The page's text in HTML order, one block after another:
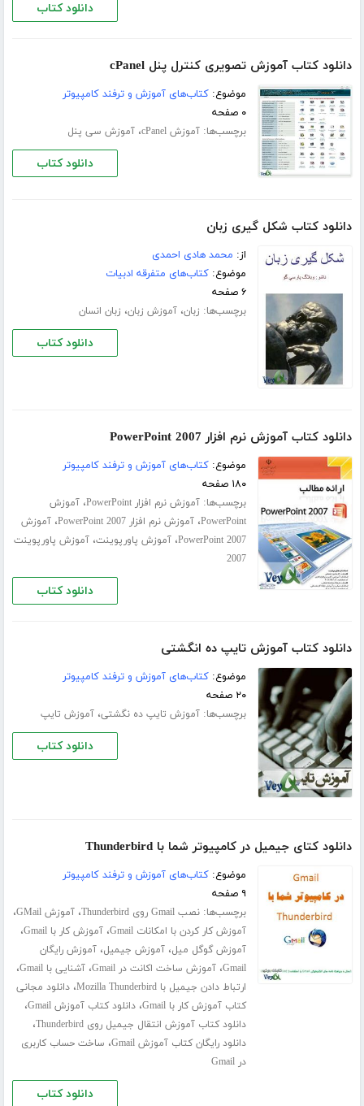
دانلود کتاب
دانلود کتاب آموزش تصویری کنترل پنل cPanel
موضوع:کتاب‌های آموزش و ترفند کامپیوتر
۰ صفحه
برچسب‌ها:آموزش cPanel ،آموزش سی پنل
دانلود کتاب
دانلود کتاب شکل گیری زبان
از: محمد هادی احمدی
موضوع:کتاب‌های متفرقه ادبیات
۶ صفحه
برچسب‌ها: زبان،آموزش زبان، زبان انسان
دانلود کتاب
دانلود کتاب آموزش نرم افزار PowerPoint 2007
موضوع:کتاب‌های آموزش و ترفند کامپیوتر
۱۸۰ صفحه
برچسب‌ها:آموزش نرم افزار PowerPoint ،آموزش
PowerPoint،آموزش نرم افزار PowerPoint 2007 ،آموزش
PowerPoint 2007،آموزش پاورپوینت،آموزش پاورپوینت
2007
دانلود کتاب
دانلود کتاب آموزش تایپ ده انگشتی
موضوع:کتاب‌های آموزش و ترفند کامپیوتر
۲۰ صفحه
برچسب‌ها:آموزش تایپ ده‌ نگشتی،آموزش تایپ
دانلود کتاب
دانلود کتای جیمیل در کامپیوتر شما با Thunderbird
موضوع:کتاب‌های آموزش و ترفند کامپیوتر
۹ صفحه
برچسب‌ها:نصب Gmail روی Thunderbird ،آموزش GMail ،
آموزش کار کردن با امکانات Gmail ،آموزش کار با Gmail ،
آموزش گوگل میل،آموزش جیمیل،آموزش رایگان
Gmail،آموزش ساخت اکانت در Gmail ،آشنایی با Gmail ،
ارتباط دادن جیمیل با Mozilla Thunderbird ،دانلود مجانی
کتاب آموزش کار با Gmail
،دانلود کتاب آموزش Gmail ،
دانلود کتاب آموزش انتقال جیمیل روی Thunderbird ،
دانلود رایگان کتاب آموزش Gmail ، ساخت حساب کاربری
در Gmail
دانلود کتاب